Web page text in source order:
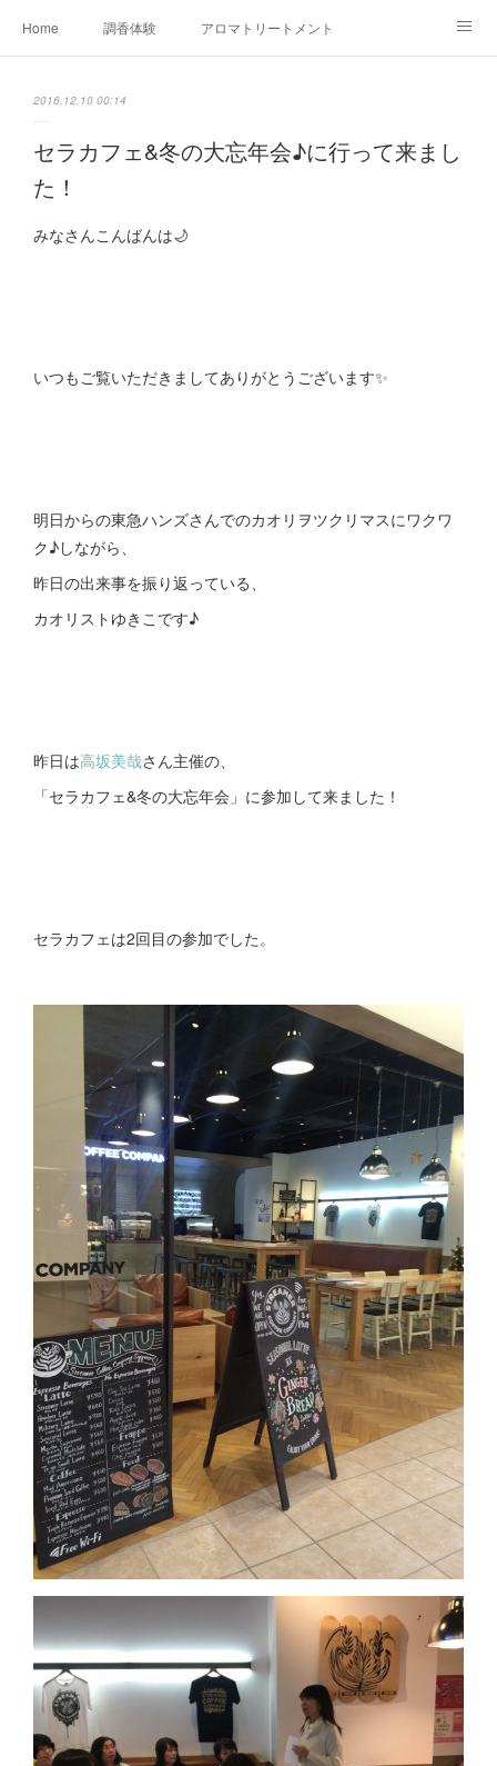
Home 調香体験 アロマトリートメントMenu
Ameblo
2016.12.10 00:14
セラカフェ&冬の大忘年会♪に行って来まし
た！
みなさんこんばんは🌙
いつもご覧いただきましてありがとうございます✨
明日からの東急ハンズさんでのカオリヲツクリマスにワクワ
ク♪しながら、
昨日の出来事を振り返っている、
カオリストゆきこです♪
昨日は高坂美哉さん主催の、
「セラカフェ&冬の大忘年会」に参加して来ました！
セラカフェは2回目の参加でした。